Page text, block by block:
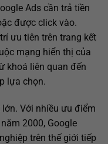
Ads cần trả tiền
được click vào.
ưu tiên trên trang kết
mạng hiển thị của
khoá liên quan đến
lựa chọn.
Với nhiều ưu điểm
2000, Google
trên thế giới tiếp